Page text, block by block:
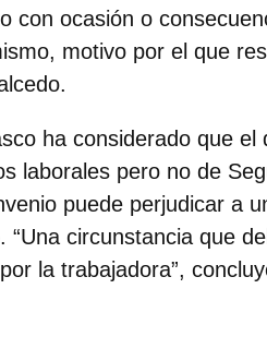
con ocasión o
motivo por el que
ha considerado que el
laborales pero no de
puede perjudicar a
circunstancia que
la trabajadora”,